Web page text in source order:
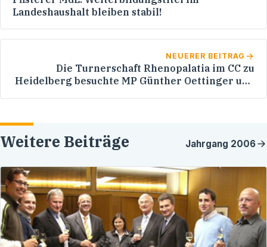
Landeshaushalt bleiben stabil!
NEUERER BEITRAG
Die Turnerschaft Rhenopalatia im CC zu
Heidelberg besuchte MP Günther Oettinger und
Weitere Beiträge Jahrgang 2006